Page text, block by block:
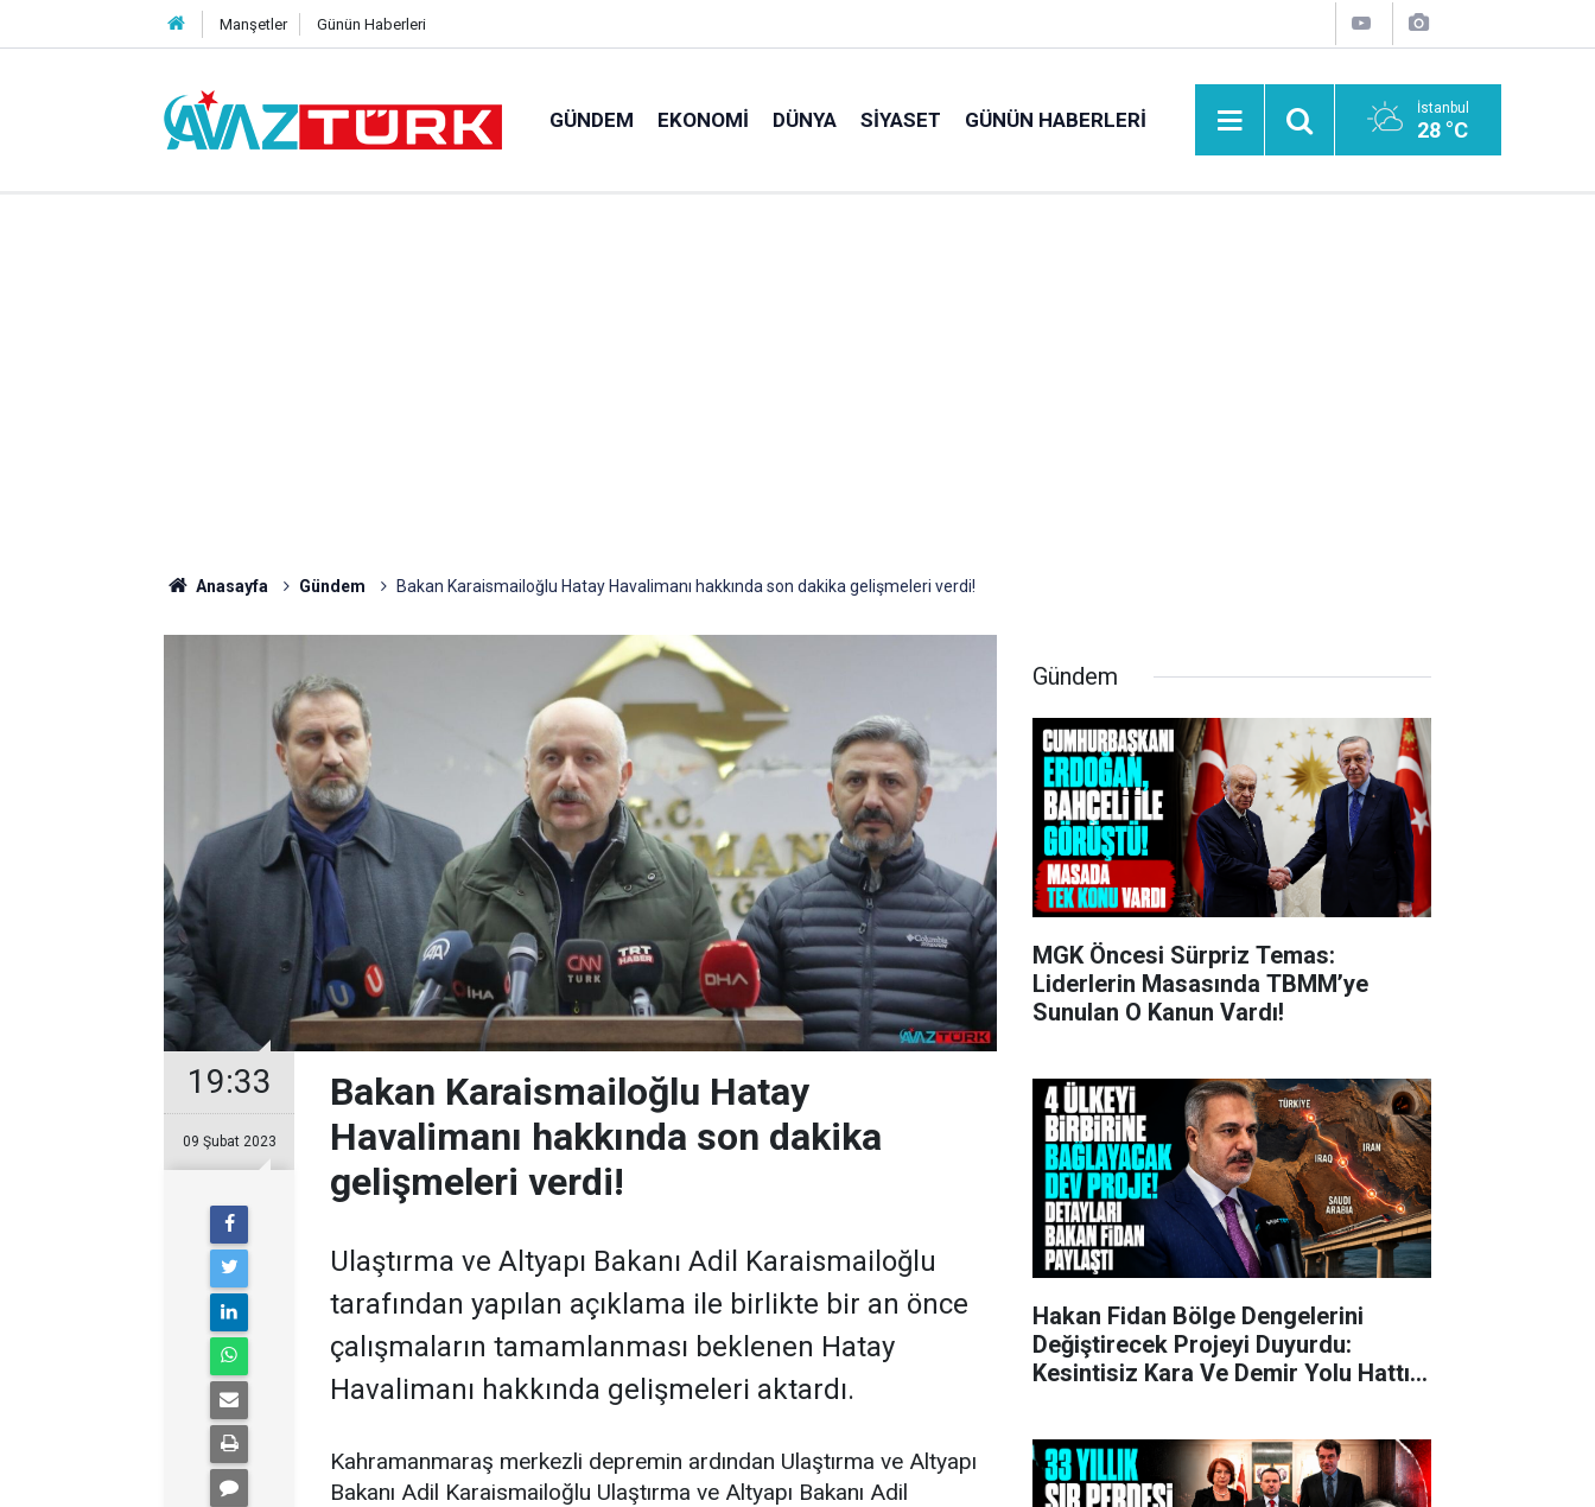
Manşetler Günün Haberleri
GÜNDEM EKONOMI DÜNYA SIYASET GÜNÜN HABERLERI İstanbul
28 °C
Anasayfa Gündem Bakan Karaismailoğlu Hatay Havalimanı hakkında son dakika gelişmeleri verdi!
19:33
09 Şubat 2023
Bakan Karaismailoğlu Hatay
Havalimanı hakkında son dakika
gelişmeleri verdi!
Ulaştırma ve Altyapı Bakanı Adil Karaismailoğlu
tarafından yapılan açıklama ile birlikte bir an önce
çalışmaların tamamlanması beklenen Hatay
Havalimanı hakkında gelişmeleri aktardı.
Kahramanmaraş merkezli depremin ardından Ulaştırma ve Altyapı
Bakanı Adil Karaismailoğlu Ulaştırma ve Altyapı Bakanı Adil
Gündem
MGK Öncesi Sürpriz Temas:
Liderlerin Masasında TBMM’ye
Sunulan O Kanun Vardı!
Hakan Fidan Bölge Dengelerini
Değiştirecek Projeyi Duyurdu:
Kesintisiz Kara Ve Demir Yolu Hattı